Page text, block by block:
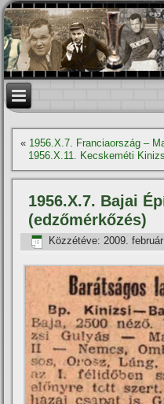
« 1956.X.7. Franciaország –
1956.X.11. Kecskeméti
1956.X.7. Bajai
(edzőmérkőzés)
Közzétéve: 2009.